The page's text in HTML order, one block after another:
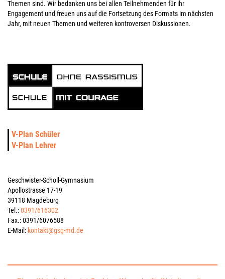
Themen sind. Wir bedanken uns bei allen Teilnehmenden für ihr
Engagement und freuen uns auf die Fortsetzung des Formats im nächsten
Jahr, mit neuen Themen und weiteren kontroversen Diskussionen.
V-Plan Schüler
V-Plan Lehrer
Geschwister-Scholl-Gymnasium
Apollostrasse 17-19
39118 Magdeburg
Tel.:0391/616302
Fax.: 0391/6076588
E-Mail: kontakt@gsg-md.de